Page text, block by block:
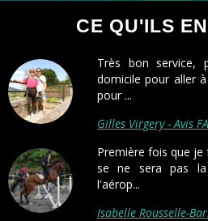
CE QU'ILS
Très bon service,
domicile pour aller
pour ...
Gilles Virgery - Avis
Première fois que je
se ne sera pas la
l'aérop...
Isabelle Rousselle-